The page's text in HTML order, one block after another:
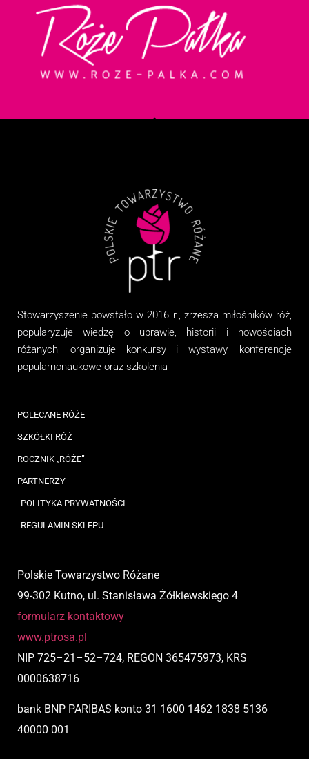
Stowarzyszenie powstało w 2016 r., zrzesza miłośników róż,
popularyzuje wiedzę o uprawie, historii i nowościach
różanych, organizujekonkursy i wystawy, konferencje
popularnonaukowe oraz szkolenia
POLECANE RÓŻE
SZKÓŁKI RÓŻ
ROCZNIK „RÓŻE”
PARTNERZY
POLITYKA PRYWATNOŚCI
REGULAMIN SKLEPU
Polskie Towarzystwo Różane
99-302 Kutno, ul. Stanisława Żółkiewskiego 4
formularz kontaktowy
www.ptrosa.pl
NIP 725–21 –52–724, REGON 365475973, KRS
0000638716
bank BNP PARIBAS konto 31 1600 1462 1838 5136
40000 001